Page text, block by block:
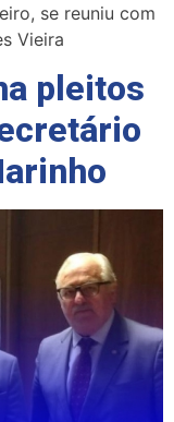
se reuniu com
Vieira
pleitos